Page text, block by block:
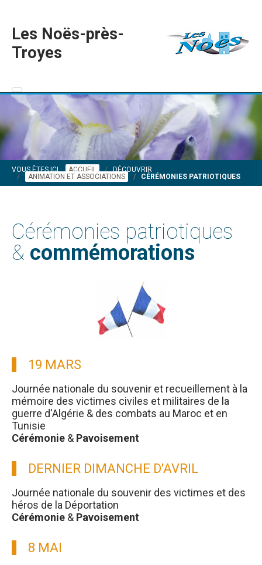
Les Noës-près-
Troyes
VOUS ÊTES ICI : ACCUEIL
DÉCOUVRIR
ANIMATION ET ASSOCIATIONS
CÉRÉMONIES PATRIOTIQUES
Cérémonies patriotiques
& commémorations
19 MARS
Journée nationale du souvenir et recueillement à la
mémoire des victimes civiles et militaires de la
guerre d'Algérie & des combats au Maroc et en
Tunisie
Cérémonie & Pavoisement
DERNIER DIMANCHE D'AVRIL
Journée nationale du souvenir des victimes et des
héros de la Déportation
Cérémonie & Pavoisement
8 MAI